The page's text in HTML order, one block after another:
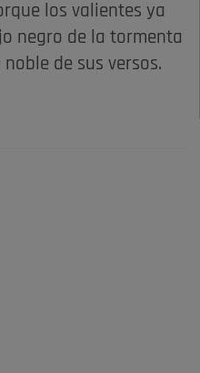
los valientes ya
negro de la tormenta
de sus versos.